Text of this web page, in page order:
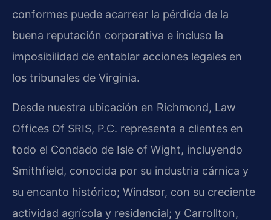
conformes puede acarrear la pérdida de la
buena reputación corporativa e incluso la
imposibilidad de entablar acciones legales en
los tribunales de Virginia.
Desde nuestra ubicación en Richmond, Law
Offices Of SRIS, P.C. representa a clientes en
todo el Condado de Isle of Wight, incluyendo
Smithfield, conocida por su industria cárnica y
su encanto histórico; Windsor, con su creciente
actividad agrícola y residencial; y Carrollton,